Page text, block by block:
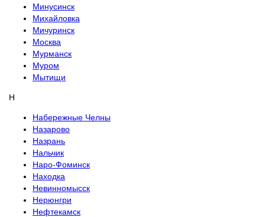
Минусинск
Михайловка
Мичуринск
Москва
Мурманск
Муром
Мытищи
Н
Набережные Челны
Назарово
Назрань
Нальчик
Наро-Фоминск
Находка
Невинномысск
Нерюнгри
Нефтекамск